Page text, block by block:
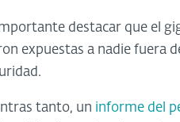
destacar que el
expuestas a nadie fuera
tanto, un informe del